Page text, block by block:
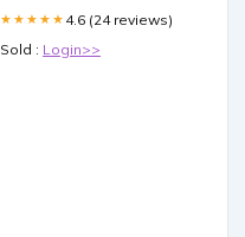
★★★★★ 4.6 (24 reviews)
Sold : Login>>